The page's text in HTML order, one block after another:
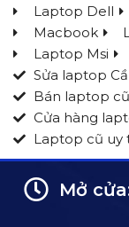
Laptop Dell
Macbook
Laptop Msi
Sửa laptop
Bán laptop
Cửa hàng
Laptop cũ uy
Mở